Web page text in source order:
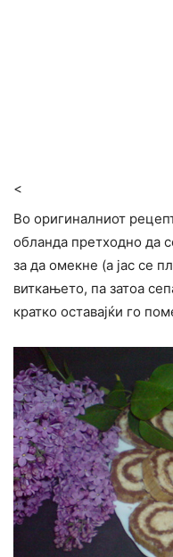
<
Во оригиналниот
обланда претходно да
за да омекне (а јас се
виткањето, па затоа
кратко оставајќи го